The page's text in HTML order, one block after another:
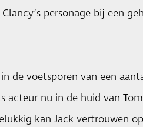
personage bij een
de voetsporen van een
acteur nu in de huid van
kan Jack vertrouwen